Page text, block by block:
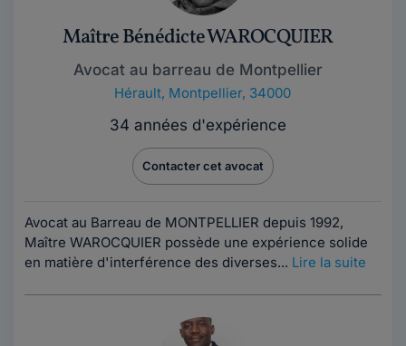
Maître Bénédicte WAROCQUIER
Avocat au barreau de Montpellier
Hérault, Montpellier, 34000
34 années d'expérience
Contacter cet avocat
Avocat au Barreau de MONTPELLIER depuis 1992,
Maître WAROCQUIER possède une expérience solide
en matière d'interférence des diverses... Lire la suite